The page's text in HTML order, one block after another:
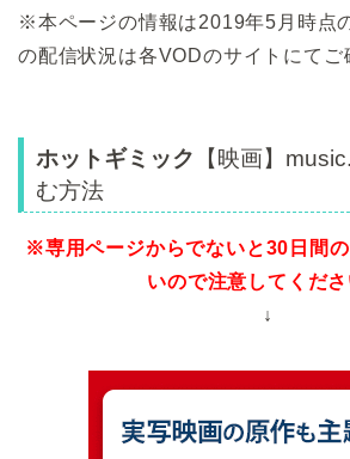
※本ページの情報は2019年5月時点
の配信状況は各VODのサイトにてご
ホットギミック 【映画】
む方法
※専用ページからでないと30日間
いので注意してくださ
↓